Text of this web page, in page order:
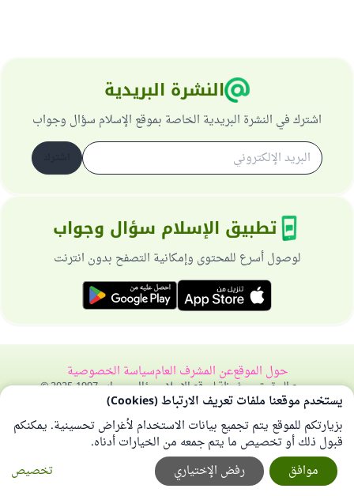
النشرة البريدية
اشترك في النشرة البريدية الخاصة بموقع الإسلام سؤال وجواب
تطبيق الإسلام سؤال وجواب
لوصول أسرع للمحتوى وإمكانية التصفح بدون انترنت
حول الموقععن المشرف العامسياسة الخصوصية
جميع الحقوق محفوظة لموقع الإسلام سؤال وجواب 1997-2025 ©
يستخدم موقعنا ملفات تعريف الارتباط (Cookies)
بزيارتكم للموقع يتم تجميع بيانات الاستخدام لأغراض تحسينية. يمكنكم
قبول ذلك أو تخصيص ما يتم جمعه من الخيارات أدناه.
تخصيص
رفض الإختياري موافق